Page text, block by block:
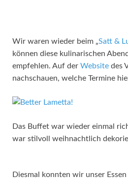
Wir waren wieder beim „Satt &
können diese kulinarischen
empfehlen. Auf der Website des
nachschauen, welche Termine
Das Buffet war wieder einmal
war stilvoll weihnachtlich
Diesmal konnten wir unser